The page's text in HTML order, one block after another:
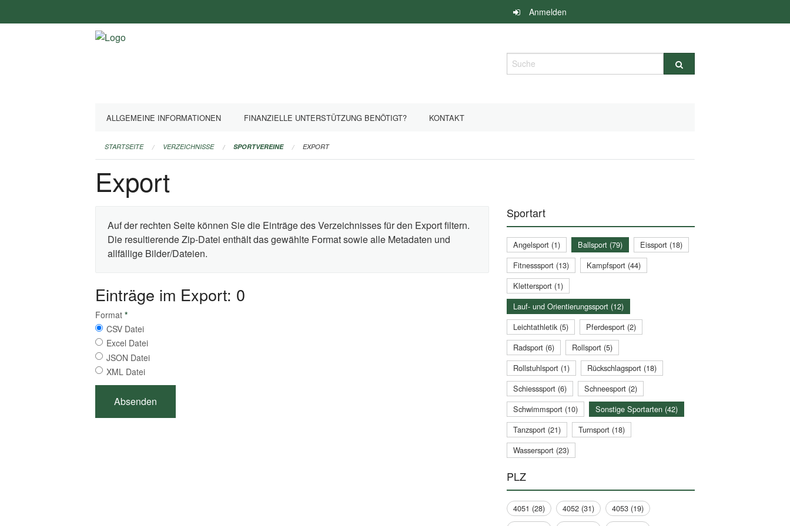
überspringen
Anmelden
Suche
ALLGEMEINE INFORMATIONEN FINANZIELLE UNTERSTÜTZUNG BENÖTIGT? KONTAKT
STARTSEITE VERZEICHNISSE SPORTVEREINE EXPORT
Export
Auf der rechten Seite können Sie die Einträge des Verzeichnisses für den Export filtern.
Die resultierende Zip-Datei enthält das gewählte Format sowie alle Metadaten und
allfällige Bilder/Dateien.
Einträge im Export: 0
Format *
CSV Datei
Excel Datei
JSON Datei
XML Datei
Sportart
Angelsport (1) Ballsport (79)
Eissport (18)
Fitnesssport (13)
Kampfsport (44)
Klettersport (1)
Lauf- und Orientierungssport (12)
Leichtathletik (5)
Pferdesport (2)
Radsport (6)
Rollsport (5)
Rollstuhlsport (1)
Rückschlagsport (18)
Schiesssport (6)
Schneesport (2)
Schwimmsport (10)
Sonstige Sportarten (42)
Tanzsport (21)
Turnsport (18)
Wassersport (23)
PLZ
4051 (28) 4052 (31)
4053 (19)